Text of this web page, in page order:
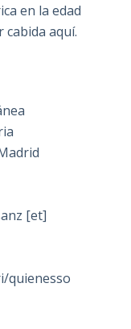
en la edad
aquí.
[et]
quienesso